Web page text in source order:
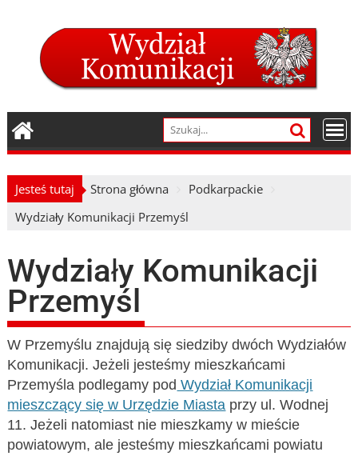
Jesteś tutaj Strona główna
Podkarpackie
Wydziały Komunikacji Przemyśl
Wydziały Komunikacji
Przemyśl
W Przemyślu znajdują się siedziby dwóch Wydziałów
Komunikacji. Jeżeli jesteśmy mieszkańcami
Przemyśla podlegamy pod Wydział Komunikacji
mieszczący się w Urzędzie Miasta przy ul. Wodnej
11. Jeżeli natomiast nie mieszkamy w mieście
powiatowym, ale jesteśmy mieszkańcami powiatu